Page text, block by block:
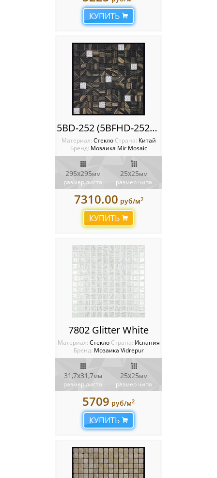
КУПИТЬ
5BD-252 (5BFHD-2522A)
Материал: Стекло Cтрана: Китай
Бренд: Мозаика Mir Mosaic
295x295мм
размер листа
25х25мм
размер чипа
7310.00 руб/м2
КУПИТЬ
7802 Glitter White
Материал: Стекло Cтрана: Испания
Бренд: Мозаика Vidrepur
31,7x31,7мм
размер листа
25х25мм
размер чипа
5709 руб/м2
КУПИТЬ